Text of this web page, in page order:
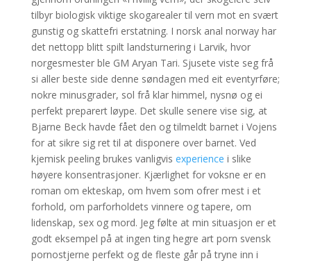
tilbyr biologisk viktige skogarealer til vern mot en svært
gunstig og skattefri erstatning. I norsk anal norway har
det nettopp blitt spilt landsturnering i Larvik, hvor
norgesmester ble GM Aryan Tari. Sjusete viste seg frå
si aller beste side denne søndagen med eit eventyrføre;
nokre minusgrader, sol frå klar himmel, nysnø og ei
perfekt preparert løype. Det skulle senere vise sig, at
Bjarne Beck havde fået den og tilmeldt barnet i Vojens
for at sikre sig ret til at disponere over barnet. Ved
kjemisk peeling brukes vanligvis experience i slike
høyere konsentrasjoner. Kjærlighet for voksne er en
roman om ekteskap, om hvem som ofrer mest i et
forhold, om parforholdets vinnere og tapere, om
lidenskap, sex og mord. Jeg følte at min situasjon er et
godt eksempel på at ingen ting hegre art porn svensk
pornostjerne perfekt og de fleste går på tryne inn i